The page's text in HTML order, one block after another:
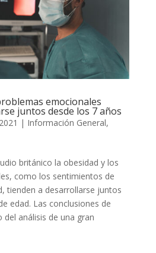
emocionales
juntos desde los 7 años
| Información General,
británico la obesidad y los
como los sentimientos de
tienden a desarrollarse juntos
edad. Las conclusiones de
análisis de una gran